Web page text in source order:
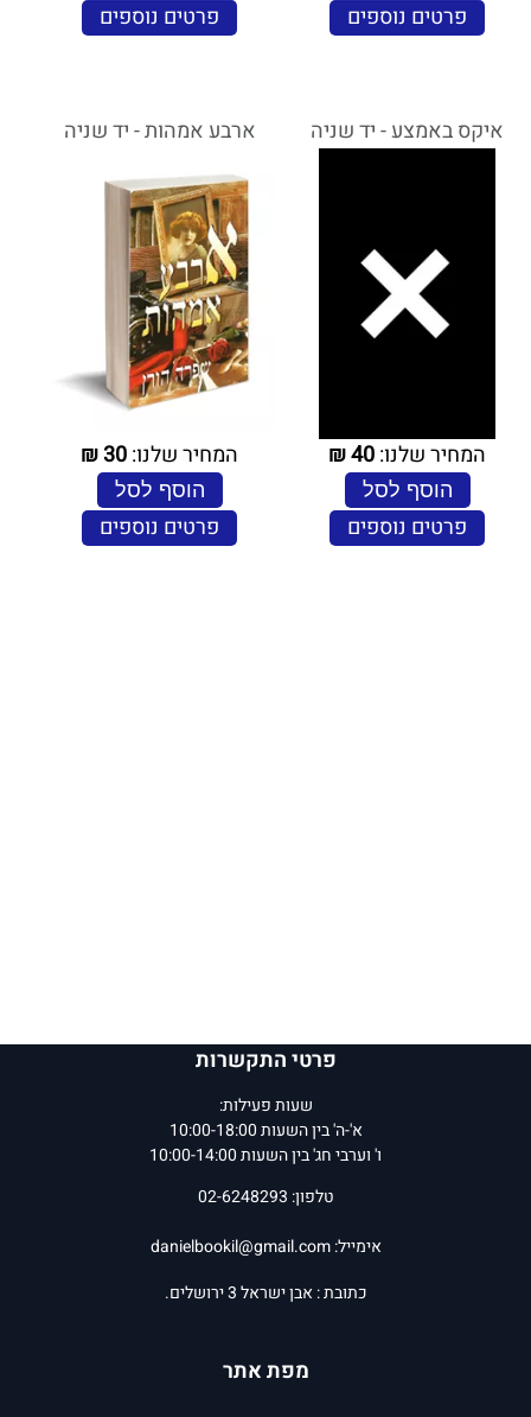
פרטים נוספים פרטים נוספים
איקס באמצע - יד שניה
המחיר שלנו:40
₪
הוסף לסל
פרטים נוספים
ארבע אמהות - יד שניה
המחיר שלנו:30
₪
הוסף לסל
פרטים נוספים
פרטי התקשרות
שעות פעילות:
א'-ה' בין השעות 10:00-18:00
ו' וערבי חג' בין השעות 10:00-14:00
טלפון: 02-6248293
אימייל:danielbookil@gmail.com
כתובת : אבן ישראל 3 ירושלים.
מפת אתר